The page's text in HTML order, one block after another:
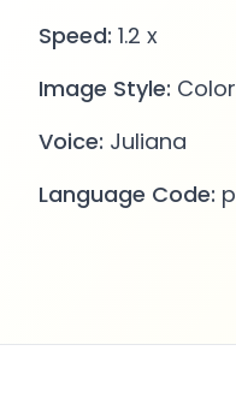
Speed: 1.2 x
Image Style:
Voice: Juliana
Language Code: